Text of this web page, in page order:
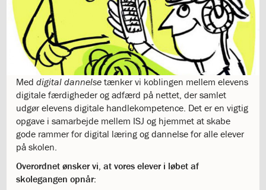
giving
1.12:
Let
Grow
1.13:
Move
it!
1.14:
Ucycle
We
1.15:
Historie
1.16:
Bombningen
Med digital dannelse tænker vi koblingen mellem elevens
digitale færdigheder og adfærd på nettet, der samlet
udgør elevens digitale handlekompetence. Det er en vigtig
opgave i samarbejde mellem ISJ og hjemmet at skabe
gode rammer for digital læring og dannelse for alle elever
på skolen.
Overordnet ønsker vi, at vores elever i løbet af
skolegangen opnår: